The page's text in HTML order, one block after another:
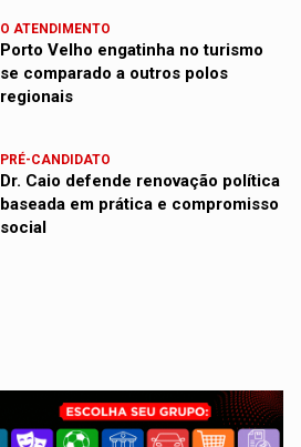
O ATENDIMENTO
Porto Velho engatinha no turismo
se comparado a outros polos
regionais
PRÉ-CANDIDATO
Dr. Caio defende renovação política
baseada em prática e compromisso
social